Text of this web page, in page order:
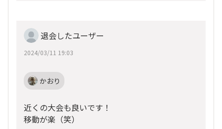
退会したユーザー
2024/03/11 19:03
かおり
近くの大会も良いです！
移動が楽（笑）